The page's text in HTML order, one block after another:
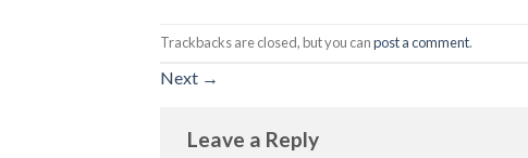
Trackbacks are closed, but you canpost a comment.
Next →
Leave a Reply